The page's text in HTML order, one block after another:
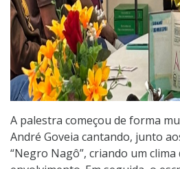
A palestra começou de forma
André Goveia cantando, junto
“Negro Nagô”, criando um